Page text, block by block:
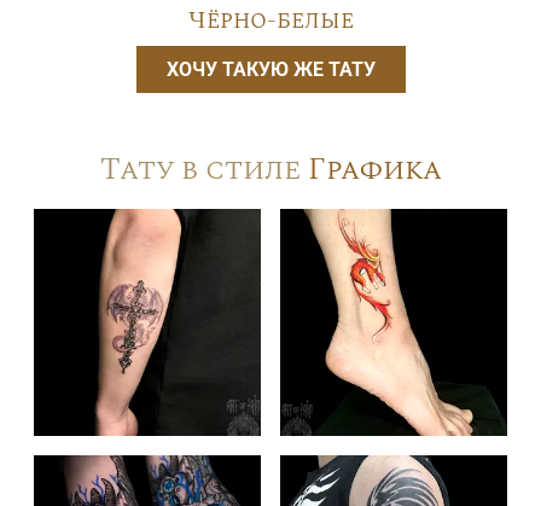
Чёрно-белые
ХОЧУ ТАКУЮ ЖЕ ТАТУ
Тату в стиле Графика